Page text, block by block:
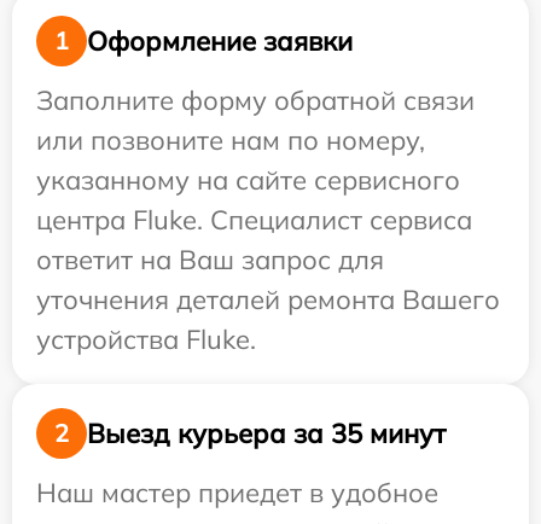
1
Оформление заявки
Заполните форму обратной связи
или позвоните нам по номеру,
указанному на сайте сервисного
центра Fluke. Специалист сервиса
ответит на Ваш запрос для
уточнения деталей ремонта Вашего
устройства Fluke.
2
Выезд курьера за 35 минут
Наш мастер приедет в удобное